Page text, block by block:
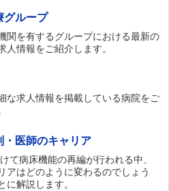
グループ
関を有するグループにおける最新の
人情報をご紹介します。
な求人情報を掲載している病院をご
・医師のキャリア
て病床機能の再編が行われる中、
アはどのように変わるのでしょう
に解説します。